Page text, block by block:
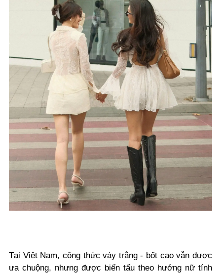
Tại Việt Nam, công thức váy trắng - bốt cao vẫn được
ưa chuộng, nhưng được biến tấu theo hướng nữ tính